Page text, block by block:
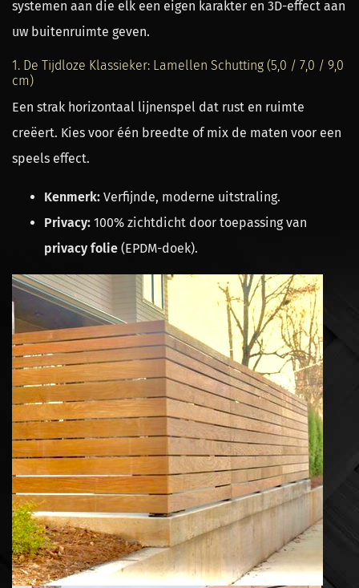
systemen aan die elk een eigen karakter en 3D-effect aan
uw buitenruimte geven.
1. De Tijdloze Klassieker: Lamellen Schutting (5,0 / 7,0 / 9,0
cm)
Een strak horizontaal lijnenspel dat rust en ruimte
creëert. Kies voor één breedte of mix de maten voor een
speels effect.
Kenmerk: Verfijnde, moderne uitstraling.
Privacy: 100% zichtdicht door toepassing van
privacy folie (EPDM-doek).